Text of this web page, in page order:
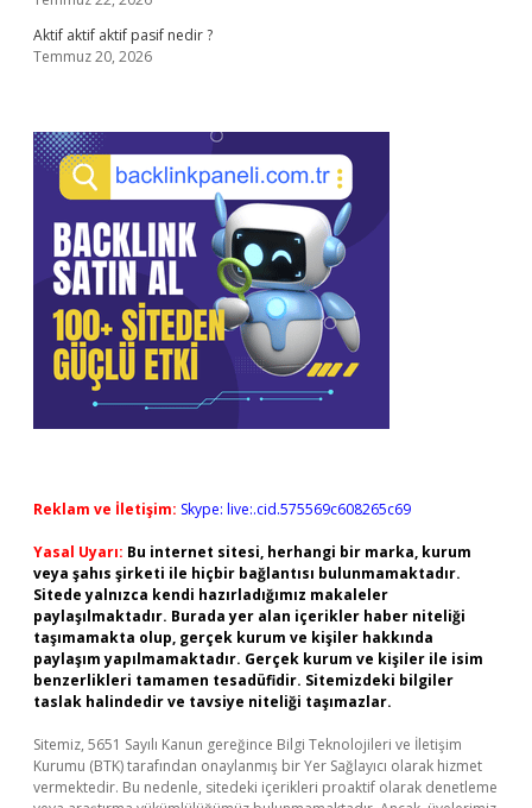
Aktif aktif aktif pasif nedir ?
Temmuz 20, 2026
Reklam ve İletişim: Skype: live:.cid.575569c608265c69
Yasal Uyarı: Bu internet sitesi, herhangi bir marka, kurum
veya şahıs şirketi ile hiçbir bağlantısı bulunmamaktadır.
Sitede yalnızca kendi hazırladığımız makaleler
paylaşılmaktadır. Burada yer alan içerikler haber niteliği
taşımamakta olup, gerçek kurum ve kişiler hakkında
paylaşım yapılmamaktadır. Gerçek kurum ve kişiler ile isim
benzerlikleri tamamen tesadüfidir. Sitemizdeki bilgiler
taslak halindedir ve tavsiye niteliği taşımazlar.
Sitemiz, 5651 Sayılı Kanun gereğince Bilgi Teknolojileri ve İletişim
Kurumu (BTK) tarafından onaylanmış bir Yer Sağlayıcı olarak hizmet
vermektedir. Bu nedenle, sitedeki içerikleri proaktif olarak denetleme